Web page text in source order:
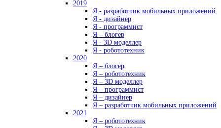
2019
Я - разработчик мобильных приложений
Я - дизайнер
Я - программист
Я – блогер
Я - 3D моделлер
Я - робототехник
2020
Я – блогер
Я – робототехник
Я – 3D моделлер
Я – программист
Я – дизайнер
Я – разработчик мобильных приложений
2021
Я – робототехник